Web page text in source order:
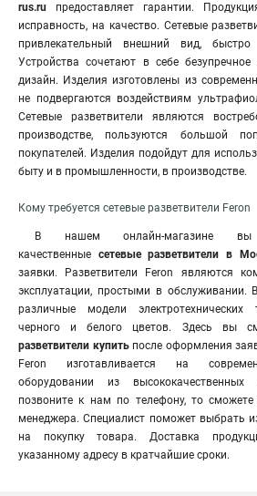
rus.ru предоставляет гарантии.
исправность, на качество. Сетевые
привлекательный внешний вид,
Устройства сочетают в себе безупречное
дизайн. Изделия изготовлены из
не подвергаются воздействиям
Сетевые разветвители являются
производстве, пользуются большой
покупателей. Изделия подойдут для
быту и в промышленности, в производстве.
Кому требуется сетевые разветвители Feron
В нашем онлайн-магазине вы
качественные сетевые разветвители в
заявки. Разветвители Feron являются
эксплуатации, простыми в обслуживании.
различные модели электротехнических
черного и белого цветов. Здесь вы
разветвители купить после оформления
Feron изготавливается на
оборудовании из
позвоните к нам по телефону, то
менеджера. Специалист поможет выбрать
на покупку товара. Доставка
указанному адресу в кратчайшие сроки.